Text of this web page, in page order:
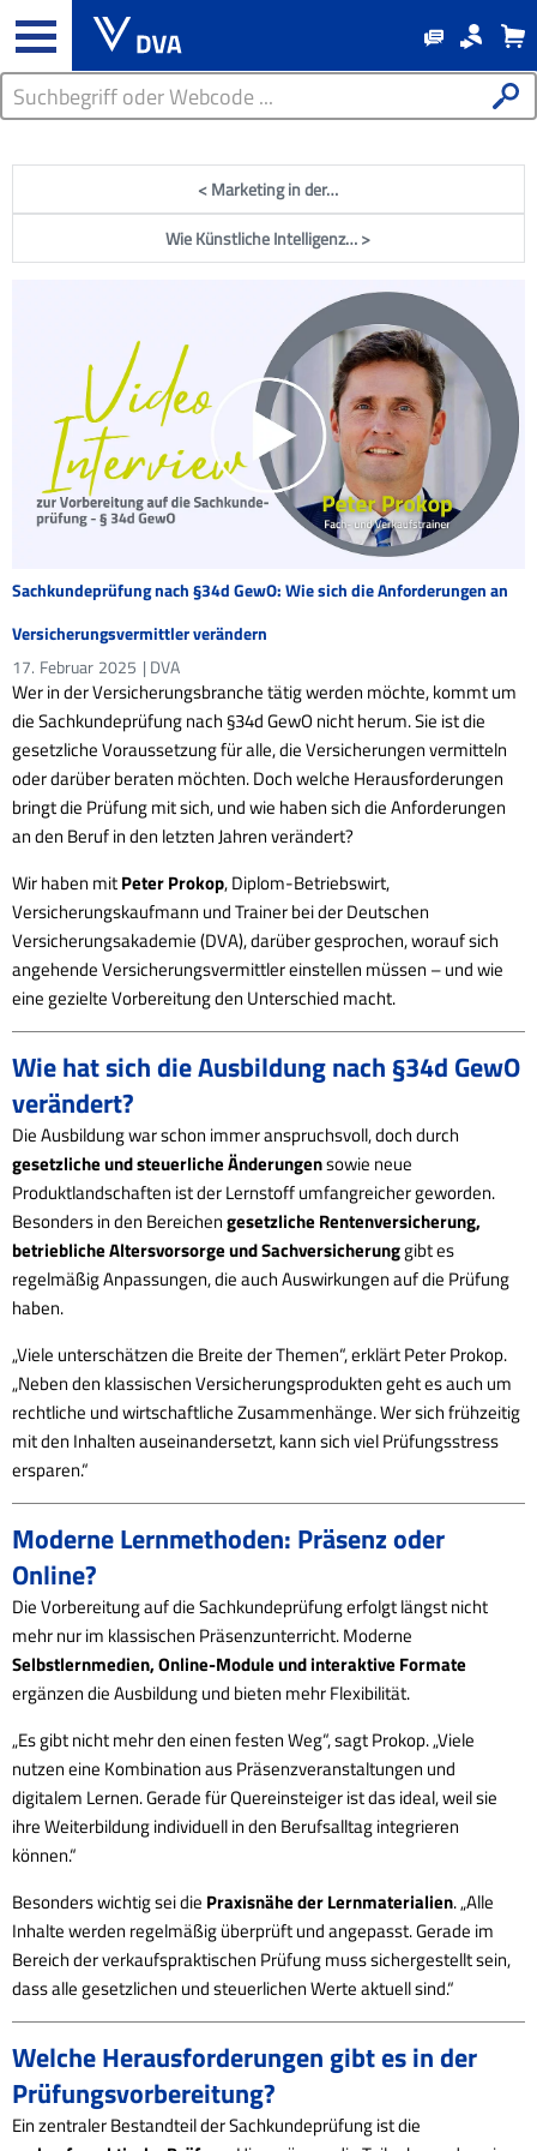
< Marketing in der…
Wie Künstliche Intelligenz… >
Sachkundeprüfung nach §34d GewO: Wie sich die Anforderungen an
Versicherungsvermittler verändern
17. Februar 2025 | DVA
Wer in der Versicherungsbranche tätig werden möchte, kommt um
die Sachkundeprüfung nach §34d GewO nicht herum. Sie ist die
gesetzliche Voraussetzung für alle, die Versicherungen vermitteln
oder darüber beraten möchten. Doch welche Herausforderungen
bringt die Prüfung mit sich, und wie haben sich die Anforderungen
an den Beruf in den letzten Jahren verändert?
Wir haben mitPeter Prokop, Diplom-Betriebswirt,
Versicherungskaufmann und Trainer bei der Deutschen
Versicherungsakademie (DVA), darüber gesprochen, worauf sich
angehende Versicherungsvermittler einstellen müssen – und wie
eine gezielte Vorbereitung den Unterschied macht.
Wie hat sich die Ausbildung nach §34d GewO
verändert?
Die Ausbildung war schon immer anspruchsvoll, doch durch
gesetzliche und steuerliche Änderungensowie neue
Produktlandschaften ist der Lernstoff umfangreicher geworden.
Besonders in den Bereichengesetzliche Rentenversicherung,
betriebliche Altersvorsorge und Sachversicherunggibt es
regelmäßig Anpassungen, die auch Auswirkungen auf die Prüfung
haben.
„Viele unterschätzen die Breite der Themen“, erklärt Peter Prokop.
„Neben den klassischen Versicherungsprodukten geht es auch um
rechtliche und wirtschaftliche Zusammenhänge. Wer sich frühzeitig
mit den Inhalten auseinandersetzt, kann sich viel Prüfungsstress
ersparen.“
Moderne Lernmethoden: Präsenz oder
Online?
Die Vorbereitung auf die Sachkundeprüfung erfolgt längst nicht
mehr nur im klassischen Präsenzunterricht. Moderne
Selbstlernmedien, Online-Module und interaktive Formate
ergänzen die Ausbildung und bieten mehr Flexibilität.
„Es gibt nicht mehr den einen festen Weg“, sagt Prokop. „Viele
nutzen eine Kombination aus Präsenzveranstaltungen und
digitalem Lernen. Gerade für Quereinsteiger ist das ideal, weil sie
ihre Weiterbildung individuell in den Berufsalltag integrieren
können.“
Besonders wichtig sei die Praxisnähe der Lernmaterialien. „Alle
Inhalte werden regelmäßig überprüft und angepasst. Gerade im
Bereich der verkaufspraktischen Prüfung muss sichergestellt sein,
dass alle gesetzlichen und steuerlichen Werte aktuell sind.“
Welche Herausforderungen gibt es in der
Prüfungsvorbereitung?
Ein zentraler Bestandteil der Sachkundeprüfung ist die